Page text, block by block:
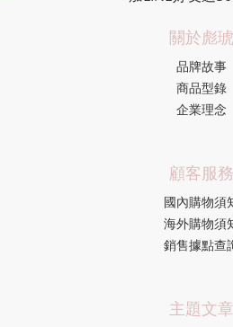
關於彪琥
品牌故事
商品型錄
企業理念
顧客服務
國內購物須
海外購物須
銷售據點查
主題文章